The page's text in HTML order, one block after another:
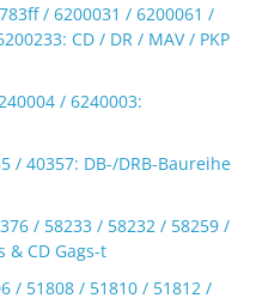
/ 6200031 / 6200061 /
CD / DR / MAV / PKP
/ 6240003:
/ 40357: DB-/DRB-Baureihe
/ 58233 / 58232 / 58259 /
& CD Gags-t
/ 51808 / 51810 / 51812 /